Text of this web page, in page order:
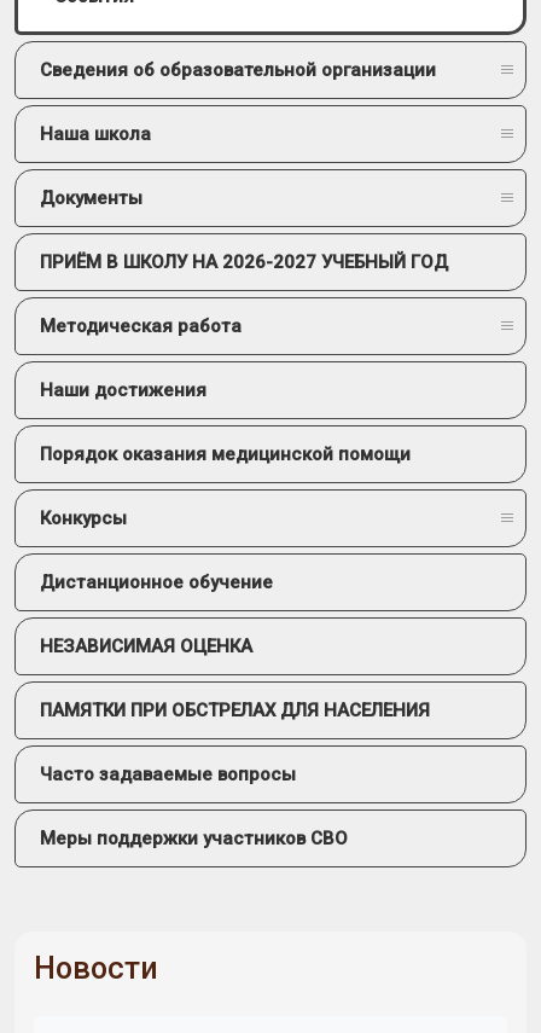
Сведения об образовательной организации
Наша школа
Документы
ПРИЁМ В ШКОЛУ НА 2026-2027 УЧЕБНЫЙ ГОД
Методическая работа
Наши достижения
Порядок оказания медицинской помощи
Конкурсы
Дистанционное обучение
НЕЗАВИСИМАЯ ОЦЕНКА
ПАМЯТКИ ПРИ ОБСТРЕЛАХ ДЛЯ НАСЕЛЕНИЯ
Часто задаваемые вопросы
Меры поддержки участников СВО
Новости